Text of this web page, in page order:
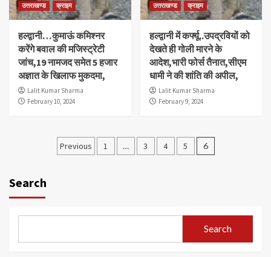
उत्तराखण्ड क्राइम
हल्द्वानी…कुमाऊं कमिश्नर
करेंगे बवाल की मजिस्ट्रेटी
जांच,19 नामजद समेत 5 हजार
अज्ञात के खिलाफ मुकदमा,
Lalit Kumar Sharma
February 10, 2024
उत्तराखण्ड क्राइम
हल्द्वानी में कर्फ्यू..उपद्रवियों को
देखते ही गोली मारने के
आदेश,भारी फोर्स तैनात,सीएम
धामी ने की शांति की अपील,
Lalit Kumar Sharma
February 9, 2024
Posts
Previous 1 … 3 4 5 6
Search
Search